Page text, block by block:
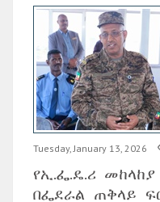
Tuesday, January 13, 2026
የኢ.ፌ.ዴ.ሪ
በፌደራል ጠቅላይ